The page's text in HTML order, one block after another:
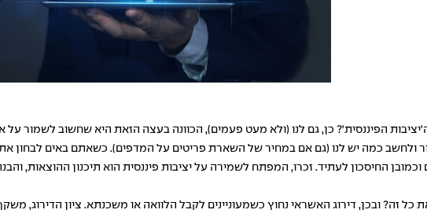
הפיננסית'? כן, גם לנו (ולא מעט פעמים), הכוונה בעצה הזאת היא שחשוב לשמור על
ולחשב כמה יש לנו (גם אם במחיר של השארת פריטים על המדפים). כשאתם באים לבחון
החיסכון לעתיד. זכרו, המפתח לשמירה על יציבות פיננסית הוא תיכנון ההוצאות,
כל זה? ובכן, דירוג האשראי נחוץ כשמעוניינים לקבל הלוואה או משכנתא. ציון